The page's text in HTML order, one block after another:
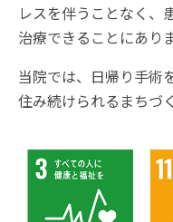
レスを伴うことなく、
治療できることにありま
当院では、日帰り手術
住み続けられるまちづ